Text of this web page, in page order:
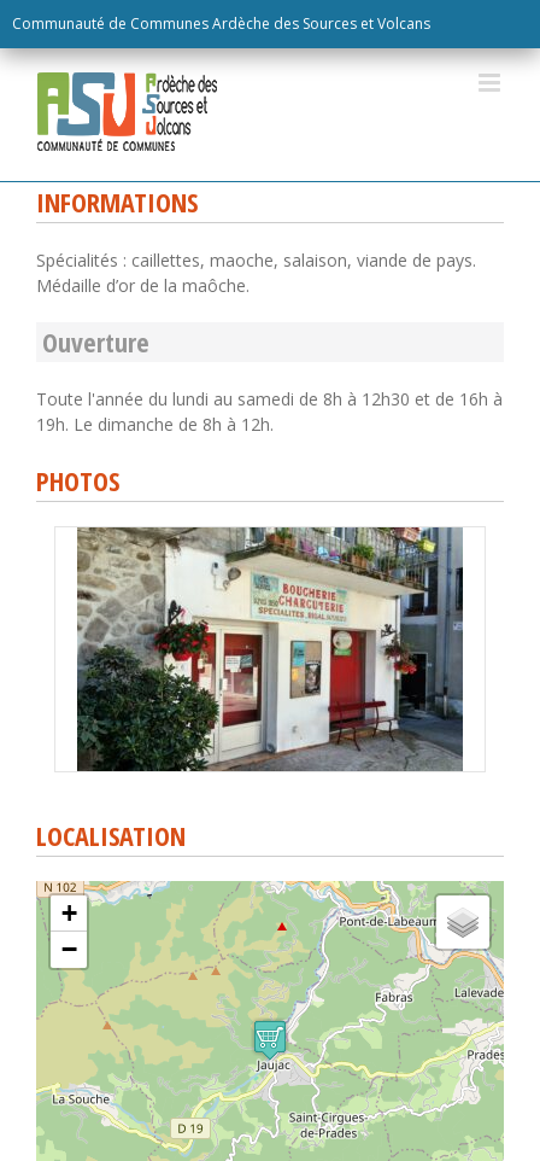
Communauté de Communes Ardèche des Sources et Volcans
to
content
INFORMATIONS
Spécialités : caillettes, maoche, salaison, viande de pays.
Médaille d’or de la maôche.
Ouverture
Toute l'année du lundi au samedi de 8h à 12h30 et de 16h à
19h. Le dimanche de 8h à 12h.
PHOTOS
LOCALISATION
+
−